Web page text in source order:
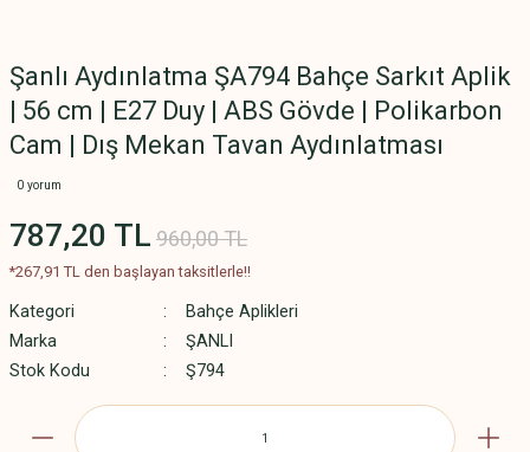
Şanlı Aydınlatma ŞA794 Bahçe Sarkıt Aplik
| 56 cm | E27 Duy | ABS Gövde | Polikarbon
Cam | Dış Mekan Tavan Aydınlatması
0 yorum
787,20 TL 960,00 TL
*267,91 TL den başlayan taksitlerle!!
Kategori
Bahçe Aplikleri
Marka
ŞANLI
Stok Kodu
Ş794